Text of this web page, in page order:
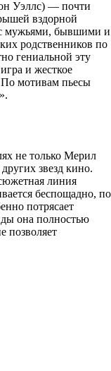
Уэллс) — почти
вздорной
с мужьями, бывшими и
родственников по
гениальной эту
и жесткое
По мотивам пьесы
не только Мерил
звезд кино.
линия
беспощадно, по
потрясает
она полностью
позволяет